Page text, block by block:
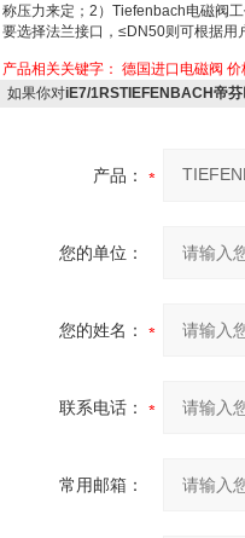
称压力来定；2）Tiefenbach电磁阀
要选择法兰接口，≤DN50则可根据用
产品相关关键字： 德国进口电磁阀 价
如果你对iE7/1RSTIEFENBACH帝
产品：
您的单位：
您的姓名：
联系电话：
常用邮箱：